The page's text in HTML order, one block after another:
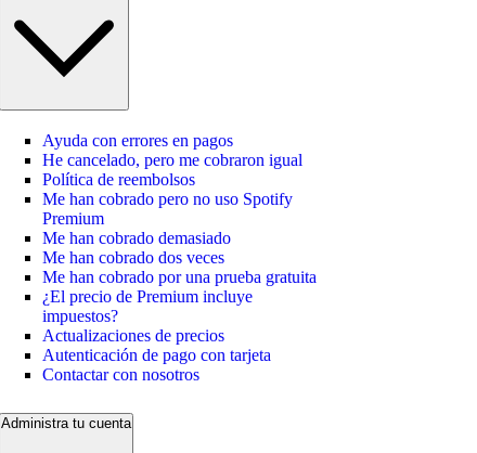
Ayuda con errores en pagos
He cancelado, pero me cobraron igual
Política de reembolsos
Me han cobrado pero no uso Spotify
Premium
Me han cobrado demasiado
Me han cobrado dos veces
Me han cobrado por una prueba gratuita
¿El precio de Premium incluye
impuestos?
Actualizaciones de precios
Autenticación de pago con tarjeta
Contactar con nosotros
Administra tu cuenta